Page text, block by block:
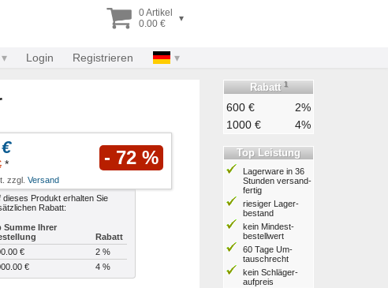
0 Artikel
0.00 €
▾
Login Registrieren
* - 72 %
zzgl. Versand
dieses Produkt erhalten Sie
Rabatt:
Summe Ihrer
Rabatt
€
2 %
€
4 %
Rabatt 1
600 €
2%
1000 €
4%
Top Leistung
Lagerware in 36
Stunden ver­sand­
fertig
riesiger Lager­
bestand
kein Mindest­
bestell­wert
60 Tage Um­
tausch­recht
kein Schläger­
aufpreis